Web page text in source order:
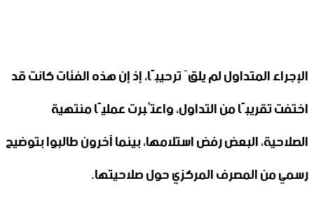
الإجراء المتداول لم يلقَ ترحيبًا، إذ إن هذه الفئات كانت قد
اختفت تقريبًا من التداول، واعتُبرت عمليًا منتهية
الصلاحية، البعض رفض استلامها، بينما آخرون طالبوا بتوضيح
رسمي من المصرف المركزي حول صلاحيتها.